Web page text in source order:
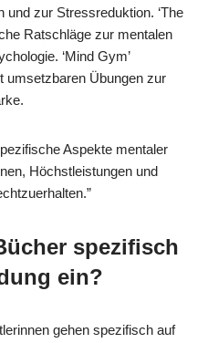
und zur Stressreduktion. ‘The
Ratschläge zur mentalen
‘Mind Gym’
umsetzbaren Übungen zur
Aspekte mentaler
Höchstleistungen und
spezifisch
ein?
gehen spezifisch auf